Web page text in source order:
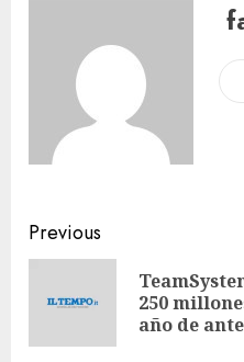
Previous
250
año de